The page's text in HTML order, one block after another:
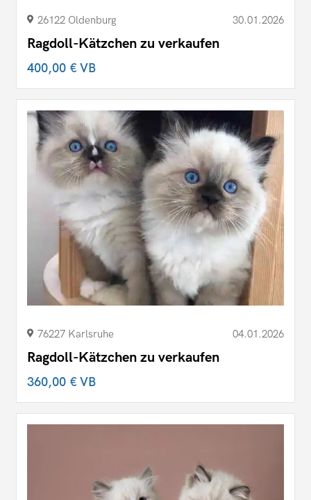
26122 Oldenburg 30.01.2026
Ragdoll-Kätzchen zu verkaufen
400,00 €VB
76227 Karlsruhe 04.01.2026
Ragdoll-Kätzchen zu verkaufen
360,00 €VB